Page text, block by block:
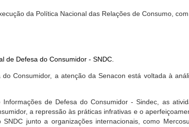
da Política Nacional das Relações de Consumo,
de Defesa do Consumidor - SNDC.
Consumidor, a atenção da Senacon está voltada à
de Defesa do Consumidor - Sindec, as
a repressão às práticas infrativas e o
junto a organizações internacionais, como